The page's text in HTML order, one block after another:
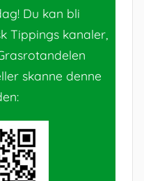
Du kan bli
Tippings kanaler,
skanne denne